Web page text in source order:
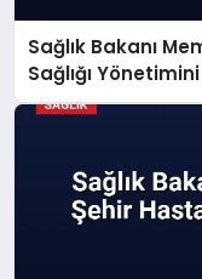
Sağlık Bakanı
Sağlığı